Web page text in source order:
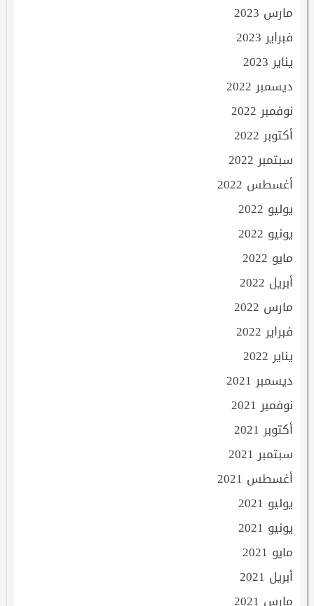
مارس 2023
فبراير 2023
يناير 2023
ديسمبر 2022
نوفمبر 2022
أكتوبر 2022
سبتمبر 2022
أغسطس 2022
يوليو 2022
يونيو 2022
مايو 2022
أبريل 2022
مارس 2022
فبراير 2022
يناير 2022
ديسمبر 2021
نوفمبر 2021
أكتوبر 2021
سبتمبر 2021
أغسطس 2021
يوليو 2021
يونيو 2021
مايو 2021
أبريل 2021
مارس 2021